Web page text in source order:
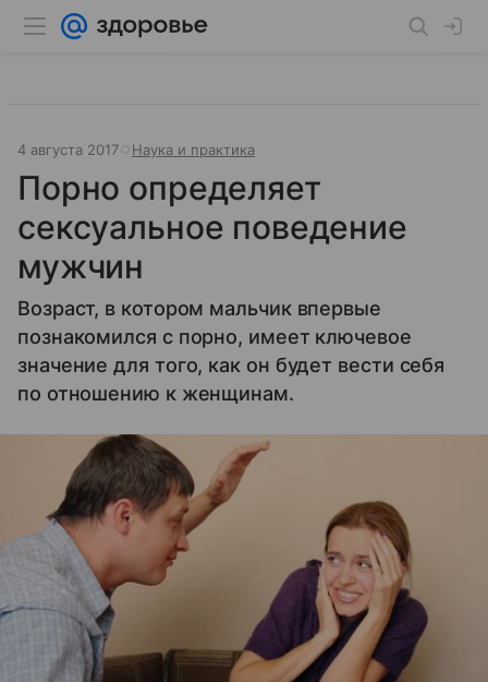
4 августа 2017 Наука и практика
Порно определяет
сексуальное поведение
мужчин
Возраст, в котором мальчик впервые
познакомился с порно, имеет ключевое
значение для того, как он будет вести себя
по отношению к женщинам.